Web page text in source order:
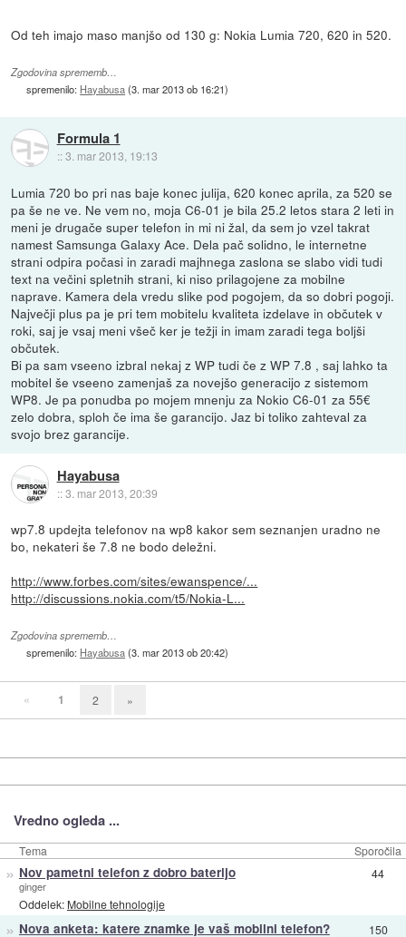
Od teh imajo maso manjšo od 130 g: Nokia Lumia 720, 620 in 520.
Zgodovina sprememb…
spremenilo: Hayabusa(3. mar 2013 ob 16:21)
Formula 1
::3. mar 2013, 19:13
Lumia 720 bo pri nas baje konec julija, 620 konec aprila, za 520 se
pa še ne ve. Ne vem no, moja C6-01 je bila 25.2 letos stara 2 leti in
meni je drugače super telefon in mi ni žal, da sem jo vzel takrat
namest Samsunga Galaxy Ace. Dela pač solidno, le internetne
strani odpira počasi in zaradi majhnega zaslona se slabo vidi tudi
text na večini spletnih strani, ki niso prilagojene za mobilne
naprave. Kamera dela vredu slike pod pogojem, da so dobri pogoji.
Največji plus pa je pri tem mobitelu kvaliteta izdelave in občutek v
roki, saj je vsaj meni všeč ker je težji in imam zaradi tega boljši
občutek.
Bi pa sam vseeno izbral nekaj z WP tudi če z WP 7.8 , saj lahko ta
mobitel še vseeno zamenjaš za novejšo generacijo z sistemom
WP8. Je pa ponudba po mojem mnenju za Nokio C6-01 za 55€
zelo dobra, sploh če ima še garancijo. Jaz bi toliko zahteval za
svojo brez garancije.
Hayabusa
::3. mar 2013, 20:39
wp7.8 updejta telefonov na wp8 kakor sem seznanjen uradno ne
bo, nekateri še 7.8 ne bodo deležni.
http://www.forbes.com/sites/ewanspence/...
http://discussions.nokia.com/t5/Nokia-L...
Zgodovina sprememb…
spremenilo: Hayabusa(3. mar 2013 ob 20:42)
« 1 2 »
Vredno ogleda ...
Tema Sporočila
» Nov pametni telefon z dobro baterijo
ginger
Oddelek: Mobilne tehnologije
44
» Nova anketa: katere znamke je vaš mobilni telefon? 150